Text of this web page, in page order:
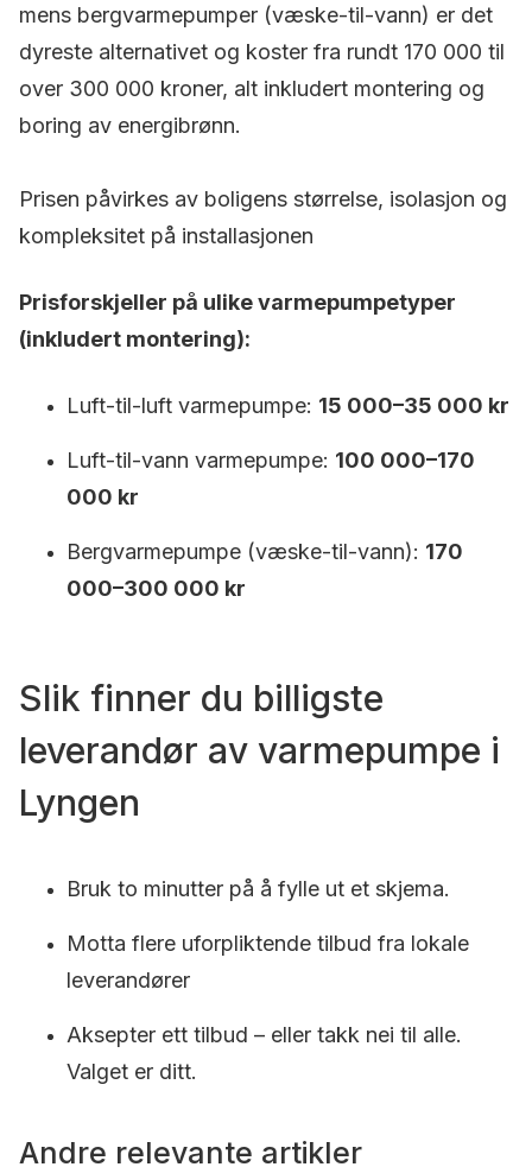
mens bergvarmepumper (væske-til-vann) er det
dyreste alternativet og koster fra rundt 170 000 til
over 300 000 kroner, alt inkludert montering og
boring av energibrønn.
Prisen påvirkes av boligens størrelse, isolasjon og
kompleksitet på installasjonen
Prisforskjeller på ulike varmepumpetyper
(inkludert montering):
Luft-til-luft varmepumpe: 15 000–35 000 kr
Luft-til-vann varmepumpe: 100 000–170
000 kr
Bergvarmepumpe (væske-til-vann): 170
000–300 000 kr
Slik finner du billigste
leverandør av varmepumpe i
Lyngen
Bruk to minutter på å fylle ut et skjema.
Motta flere uforpliktende tilbud fra lokale
leverandører
Aksepter ett tilbud – eller takk nei til alle.
Valget er ditt.
Andre relevante artikler